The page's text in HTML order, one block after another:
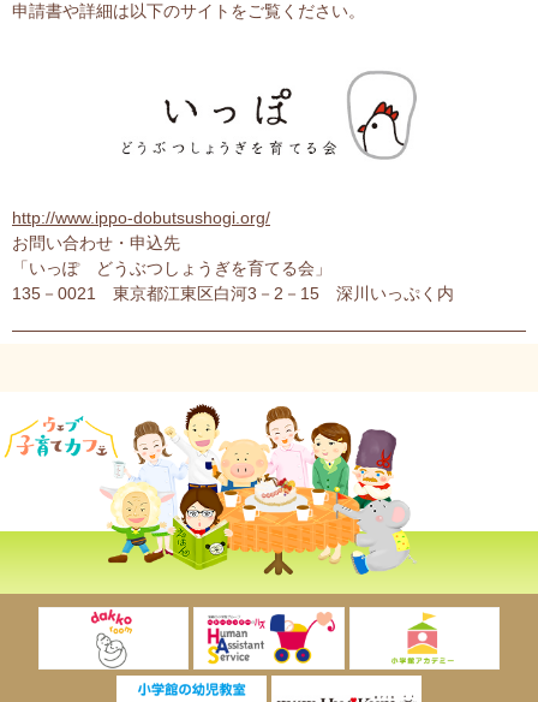
申請書や詳細は以下のサイトをご覧ください。
http://www.ippo-dobutsushogi.org/
お問い合わせ・申込先
「いっぽ どうぶつしょうぎを育てる会」
135－0021 東京都江東区白河3－2－15 深川いっぷく内